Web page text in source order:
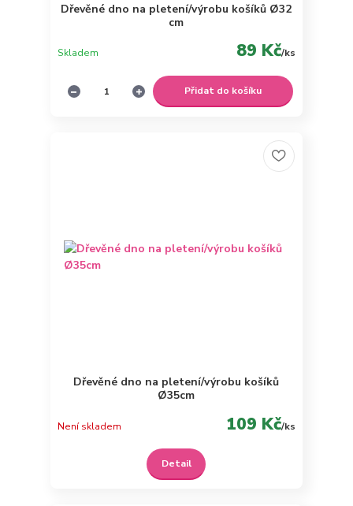
Dřevěné dno na pletení/výrobu košíků Ø32
cm
89 Kč/ks
Skladem
Přidat do košíku
Dřevěné dno na pletení/výrobu košíků
Ø35cm
109 Kč/ks
Není skladem
Detail